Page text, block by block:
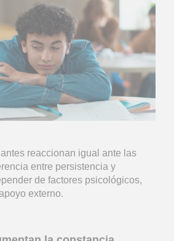
reaccionan igual ante las
entre persistencia y
de factores psicológicos,
externo.